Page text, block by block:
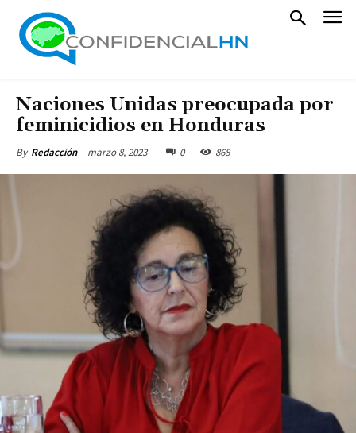
Naciones Unidas preocupada por
feminicidios en Honduras
By Redacción marzo 8, 2023 0 868